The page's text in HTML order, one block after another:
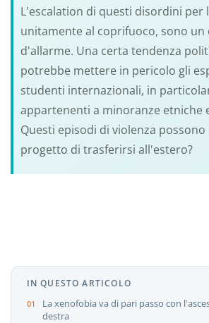
L'escalation di questi disordini per
unitamente al coprifuoco, sono un
d'allarme. Una certa tendenza
potrebbe mettere in pericolo gli
studenti internazionali, in
appartenenti a minoranze etniche
Questi episodi di violenza
progetto di trasferirsi all'estero?
IN QUESTO ARTICOLO
La xenofobia va di pari passo con
destra